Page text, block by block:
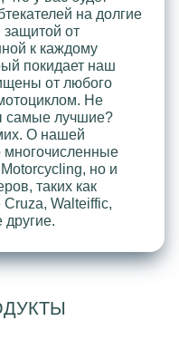
на долгие
от
к каждому
покидает наш
от любого
Не
самые лучшие?
О нашей
многочисленные
но и
таких как
Walteiffic,